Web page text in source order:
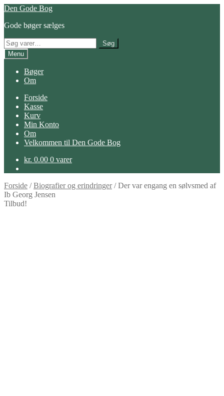
Spring
navigation
Spring
indhold
Den Gode Bog
Gode bøger sælges
Søg
efter:
Søg
Menu
Bøger
Om
Forside
Kasse
Kurv
Min Konto
Om
Velkommen til Den Gode Bog
kr. 0.00 0 varer
Forside /Biografier og erindringer/Der var engang en sølvsmed af
Ib Georg Jensen
Tilbud!